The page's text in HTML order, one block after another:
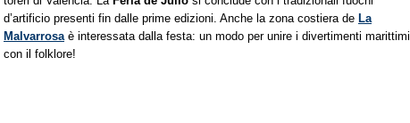
d’artificio presenti fin dalle prime edizioni. Anche la zona costiera de La
Malvarrosaè interessata dalla festa: un modo per unire i divertimenti marittimi
con il folklore!